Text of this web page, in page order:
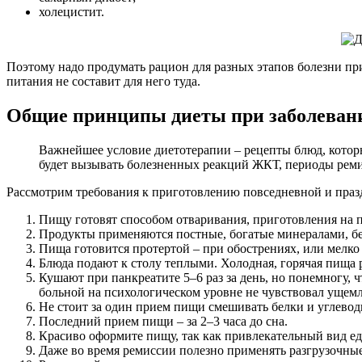
холецистит.
Поэтому надо продумать рацион для разных этапов болезни
питания не составит для него туда.
Общие принципы диеты при
Важнейшее условие диетотерапии – рецепты блюд,
будет вызывать болезненных реакций ЖКТ, периоды
Рассмотрим требования к приготовлению повседневной и
Пищу готовят способом отваривания, приготовления на
Продукты применяются постные, богатые минералами,
Пища готовится протертой – при обострениях, или
Блюда подают к столу теплыми. Холодная, горячая пища
Кушают при панкреатите 5–6 раз за день, но понемногу,
больной на психологическом уровне не чувствовал
Не стоит за один прием пищи смешивать белки и
Последний прием пищи – за 2–3 часа до сна.
Красиво оформите пищу, так как привлекательный вид
Даже во время ремиссии полезно применять